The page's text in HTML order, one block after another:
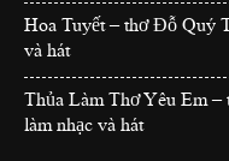
Hoa Tuyết – thơ Đỗ Quý
và hát
Thủa Làm Thơ Yêu Em
làm nhạc và hát